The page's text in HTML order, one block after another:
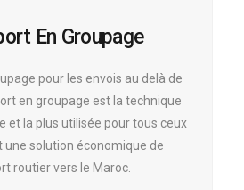
En Groupage
pour les envois au delà de
en groupage est la technique
et la plus utilisée pour tous ceux
une solution économique de
routier vers le Maroc.